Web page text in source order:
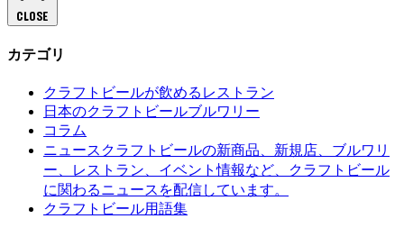
CLOSE
カテゴリ
クラフトビールが飲めるレストラン
日本のクラフトビールブルワリー
コラム
ニュース クラフトビールの新商品、新規店、ブルワリ
ー、レストラン、イベント情報など、クラフトビール
に関わるニュースを配信しています。
クラフトビール用語集